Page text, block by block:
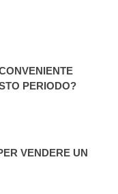
PERIODO?
VENDERE UN